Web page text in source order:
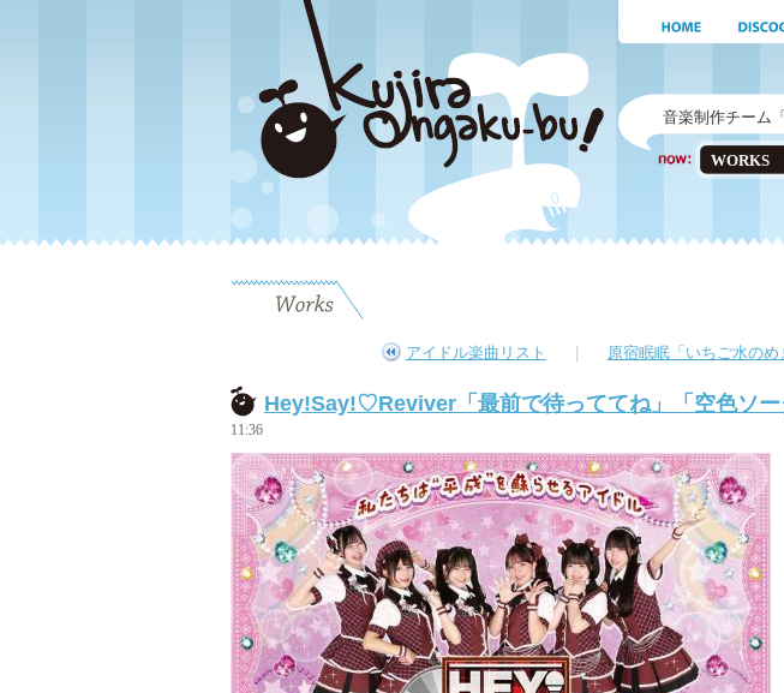
音楽制作チーム
WORKS
アイドル楽曲リスト 原宿眠眠「いちご水のめ
Hey!Say!♡Reviver「最前で待っててね」「空色ソー
11:36